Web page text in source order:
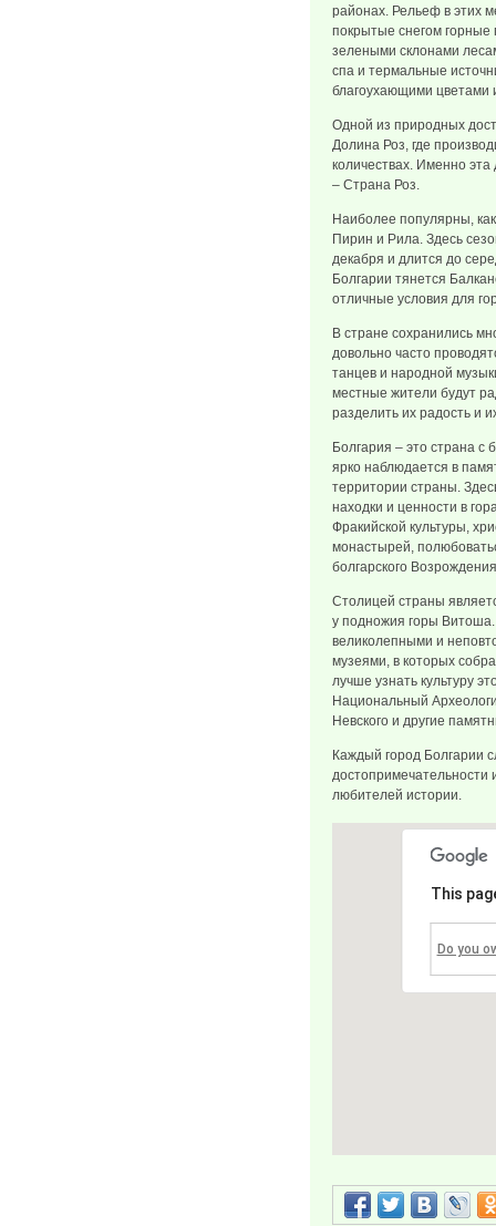
районах. Рельеф в этих
покрытые снегом горные
зелеными склонами
спа и термальные
благоухающими цветами
Одной из природных
Долина Роз, где
количествах. Именно
– Страна Роз.
Наиболее популярны,
Пирин и Рила. Здесь
декабря и длится до
Болгарии тянется
отличные условия для
В стране сохранились
довольно часто
танцев и народной
местные жители будут
разделить их радость и
Болгария – это страна с
ярко наблюдается в
территории страны.
находки и ценности в
Фракийской культуры,
монастырей,
болгарского
Столицей страны
у подножия горы
великолепными и
музеями, в которых
лучше узнать культуру
Национальный
Невского и другие
Каждый город Болгарии
достопримечательности
любителей истории.
This
Do you